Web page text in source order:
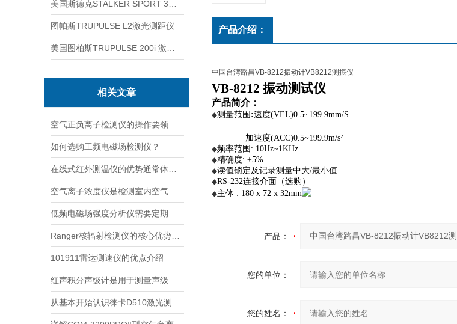
图帕斯TRUPULSE L2激光测距仪
相关文章
空气正负离子检测仪的操作要领
如何选购工频电磁场检测仪？
101911雷达测速仪的优点介绍
产品介绍：
中国台湾路昌VB-8212振动计VB8212测振仪
VB-8212 振动测试仪
产品简介：
◆测量范围 :速度(VEL)0.5~199.9mm/S
加速度(ACC)0.5~199.9m/s²
◆频率范围: 10Hz~1KHz
◆精确度: ±5%
◆读值锁定及记录测量中大/最小值
◆RS-232连接介面（选购）
◆主体 : 180 x 72 x 32mm
产品：
您的单位：
您的姓名：